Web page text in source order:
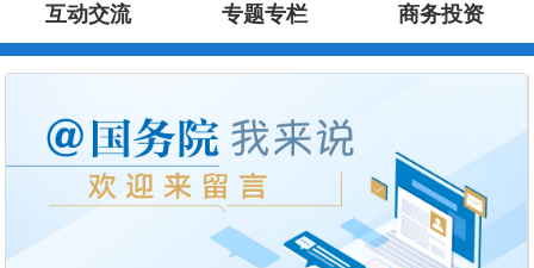
互动交流
专题专栏 商务投资